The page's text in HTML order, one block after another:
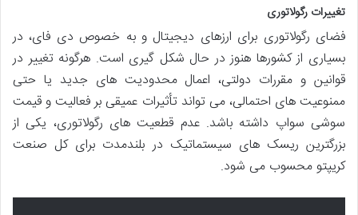
تغییرات رگولاتوری
فضای رگولاتوری برای ارزهای دیجیتال و به خصوص دی فای، در
بسیاری از کشورها هنوز در حال شکل گیری است. هرگونه تغییر در
قوانین و مقررات دولتی، اعمال محدودیت های جدید یا حتی
ممنوعیت های احتمالی، می تواند تأثیرات عمیقی بر فعالیت و قیمت
سوشی سواپ داشته باشد. عدم قطعیت های رگولاتوری، یکی از
بزرگترین ریسک های سیستماتیک در بلندمدت برای کل صنعت
کریپتو محسوب می شود.